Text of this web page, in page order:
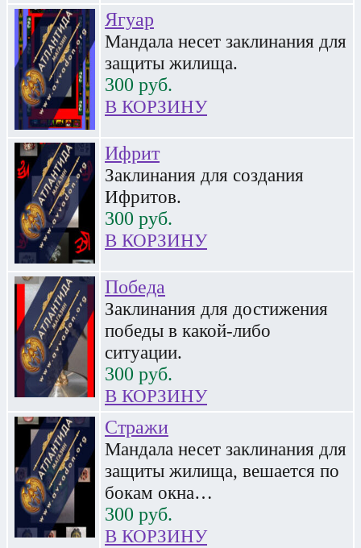
Ягуар
Мандала несет заклинания для
защиты жилища.
300 руб.
В КОРЗИНУ
Ифрит
Заклинания для создания
Ифритов.
300 руб.
В КОРЗИНУ
Победа
Заклинания для достижения
победы в какой-либо
ситуации.
300 руб.
В КОРЗИНУ
Стражи
Мандала несет заклинания для
защиты жилища, вешается по
бокам окна…
300 руб.
В КОРЗИНУ